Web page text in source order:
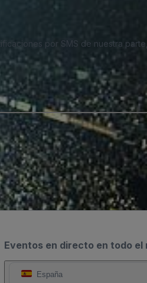
por SMS de nuestra
Eventos en directo en todo el
España